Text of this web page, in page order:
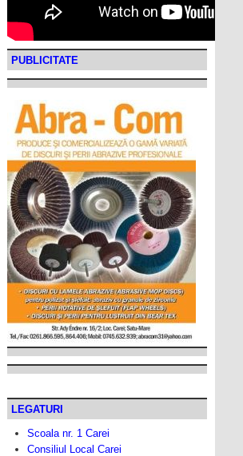
PUBLICITATE
LEGATURI
Scoala nr. 1 Carei
Consiliul Local Carei